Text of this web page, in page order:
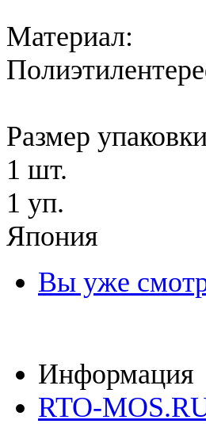
Материал:
Размер
1 шт.
1 уп.
Япония
Вы уже
Информация
RTO-